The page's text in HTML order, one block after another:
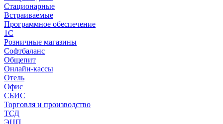
Стационарные
Встраиваемые
Программное обеспечение
1С
Розничные магазины
Софтбаланс
Общепит
Онлайн-кассы
Отель
Офис
СБИС
Торговля и производство
ТСД
ЭЦП